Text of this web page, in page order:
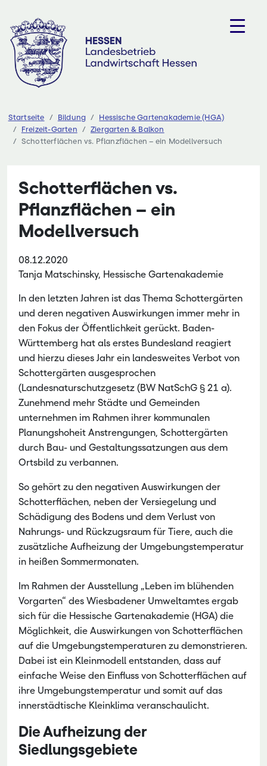
Inhalt
springen
Startseite Bildung
Hessische Gartenakademie (HGA)
Freizeit-Garten
Ziergarten & Balkon
Schotterflächen vs. Pflanzflächen – ein Modellversuch
Schotterflächen vs.
Pflanzflächen – ein
Modellversuch
08.12.2020
Tanja Matschinsky, Hessische Gartenakademie
In den letzten Jahren ist das Thema Schottergärten
und deren negativen Auswirkungen immer mehr in
den Fokus der Öffentlichkeit gerückt. Baden-
Württemberg hat als erstes Bundesland reagiert
und hierzu dieses Jahr ein landesweites Verbot von
Schottergärten ausgesprochen
(Landesnaturschutzgesetz (BW NatSchG § 21 a).
Zunehmend mehr Städte und Gemeinden
unternehmen im Rahmen ihrer kommunalen
Planungshoheit Anstrengungen, Schottergärten
durch Bau- und Gestaltungssatzungen aus dem
Ortsbild zu verbannen.
So gehört zu den negativen Auswirkungen der
Schotterflächen, neben der Versiegelung und
Schädigung des Bodens und dem Verlust von
Nahrungs- und Rückzugsraum für Tiere, auch die
zusätzliche Aufheizung der Umgebungstemperatur
in heißen Sommermonaten.
Im Rahmen der Ausstellung „Leben im blühenden
Vorgarten“ des Wiesbadener Umweltamtes ergab
sich für die Hessische Gartenakademie (HGA) die
Möglichkeit, die Auswirkungen von Schotterflächen
auf die Umgebungstemperaturen zu demonstrieren.
Dabei ist ein Kleinmodell entstanden, dass auf
einfache Weise den Einfluss von Schotterflächen auf
ihre Umgebungstemperatur und somit auf das
innerstädtische Kleinklima veranschaulicht.
Die Aufheizung der
Siedlungsgebiete